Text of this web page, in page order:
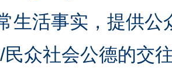
生活事实，提供
众社会公德的交
对药下症？